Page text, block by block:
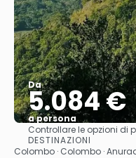
Da
5.084 €
a persona
Controllare le opzioni di
DESTINAZIONI
Colombo · Colombo ·